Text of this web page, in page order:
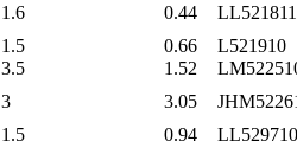
1.6 0.44
LL521811
1.5 0.66
L521910
3.5 1.52
3 3.05
1.5 0.94
LL529710